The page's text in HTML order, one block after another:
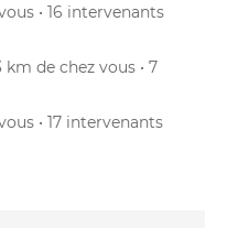
• 16 intervenants
km de chez vous • 7
• 17 intervenants